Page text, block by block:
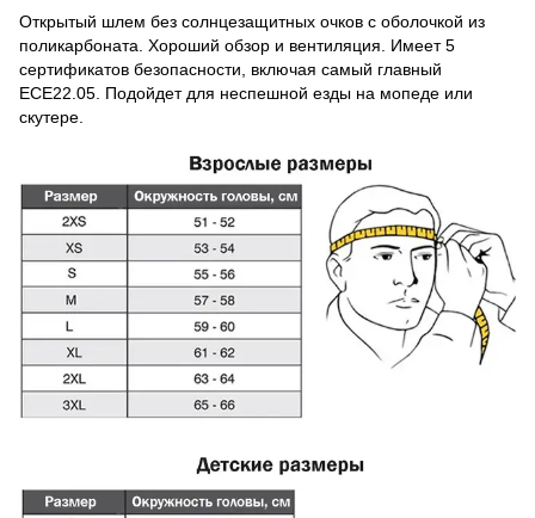
Открытый шлем без солнцезащитных очков с оболочкой из
поликарбоната. Хороший обзор и вентиляция. Имеет 5
сертификатов безопасности, включая самый главный
ECE22.05. Подойдет для неспешной езды на мопеде или
скутере.